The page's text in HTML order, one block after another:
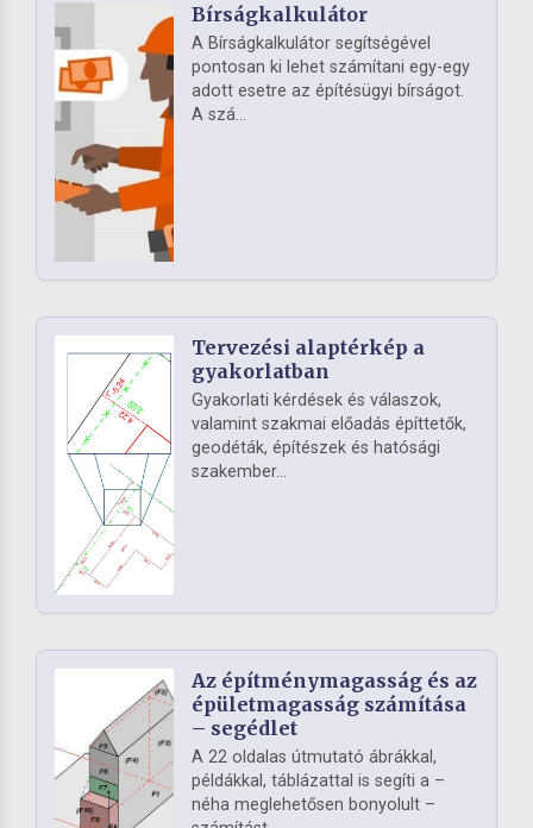
Bírságkalkulátor
A Bírságkalkulátor segítségével
pontosan ki lehet számítani egy-egy
adott esetre az építésügyi bírságot.
A szá...
Tervezési alaptérkép a
gyakorlatban
Gyakorlati kérdések és válaszok,
valamint szakmai előadás építtetők,
geodéták, építészek és hatósági
szakember...
Az építménymagasság és az
épületmagasság számítása
– segédlet
A 22 oldalas útmutató ábrákkal,
példákkal, táblázattal is segíti a –
néha meglehetősen bonyolult –